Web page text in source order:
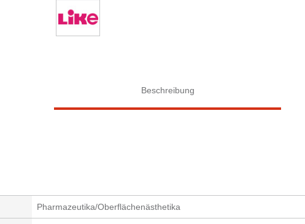
Beschreibung
Pharmazeutika/Oberflächenästhetika